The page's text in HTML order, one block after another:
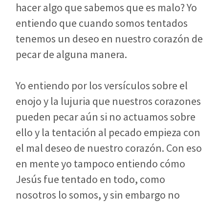
hacer algo que sabemos que es malo? Yo
entiendo que cuando somos tentados
tenemos un deseo en nuestro corazón de
pecar de alguna manera.
Yo entiendo por los versículos sobre el
enojo y la lujuria que nuestros corazones
pueden pecar aún si no actuamos sobre
ello y la tentación al pecado empieza con
el mal deseo de nuestro corazón. Con eso
en mente yo tampoco entiendo cómo
Jesús fue tentado en todo, como
nosotros lo somos, y sin embargo no